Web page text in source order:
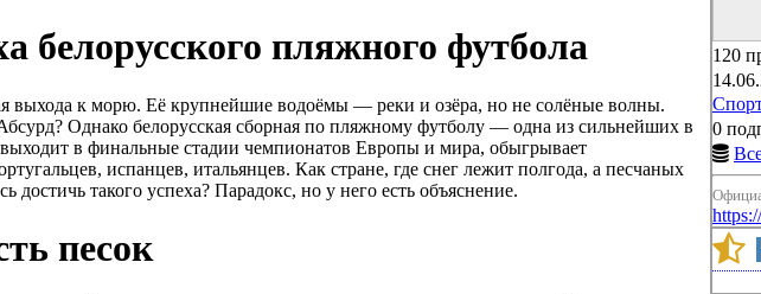
белорусского пляжного футбола
выхода к морю. Её крупнейшие водоёмы — реки и озёра, но не солёные волны.
Однако белорусская сборная по пляжному футболу — одна из сильнейших в
в финальные стадии чемпионатов Европы и мира, обыгрывает
испанцев, итальянцев. Как стране, где снег лежит полгода, а песчаных
достичь такого успеха? Парадокс, но у него есть объяснение.
песок
120
0